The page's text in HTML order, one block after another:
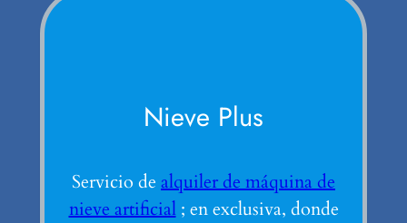
Nieve Plus
Servicio de alquiler de máquina de
nieve artificial; en exclusiva, donde